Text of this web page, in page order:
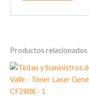
Productos relacionados